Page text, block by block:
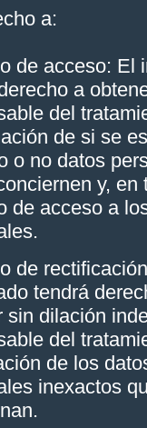
a:
de acceso: El
a
del
de si se
o no datos
y, en
de acceso a
de
tendrá
sin dilación
del
de los
inexactos